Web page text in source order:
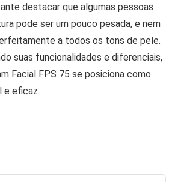
destacar que algumas pessoas
pode ser um pouco pesada, e nem
a todos os tons de pele.
suas funcionalidades e diferenciais,
Facial FPS 75 se posiciona como
e eficaz.